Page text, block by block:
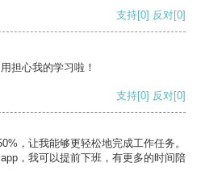
支持[0] 反对[0]
担心我的学习啦！
支持[0] 反对[0]
，让我能够更轻松地完成工作任务。
，我可以提前下班，有更多的时间陪